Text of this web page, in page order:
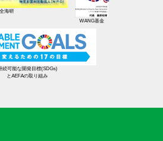
全海研
WANG基金
続可能な開発目標(SDGs)
とAEFAの取り組み